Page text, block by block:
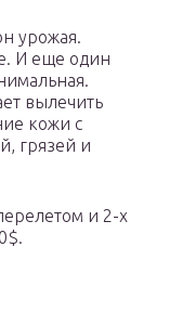
урожая.
И еще один
вылечить
кожи с
грязей и
и 2-х